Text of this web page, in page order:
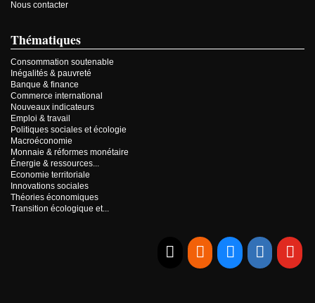
Nous contacter
Thématiques
Consommation soutenable
Inégalités & pauvreté
Banque & finance
Commerce international
Nouveaux indicateurs
Emploi & travail
Politiques sociales et écologie
Macroéconomie
Monnaie & réformes monétaire
Énergie & ressources...
Economie territoriale
Innovations sociales
Théories économiques
Transition écologique et...